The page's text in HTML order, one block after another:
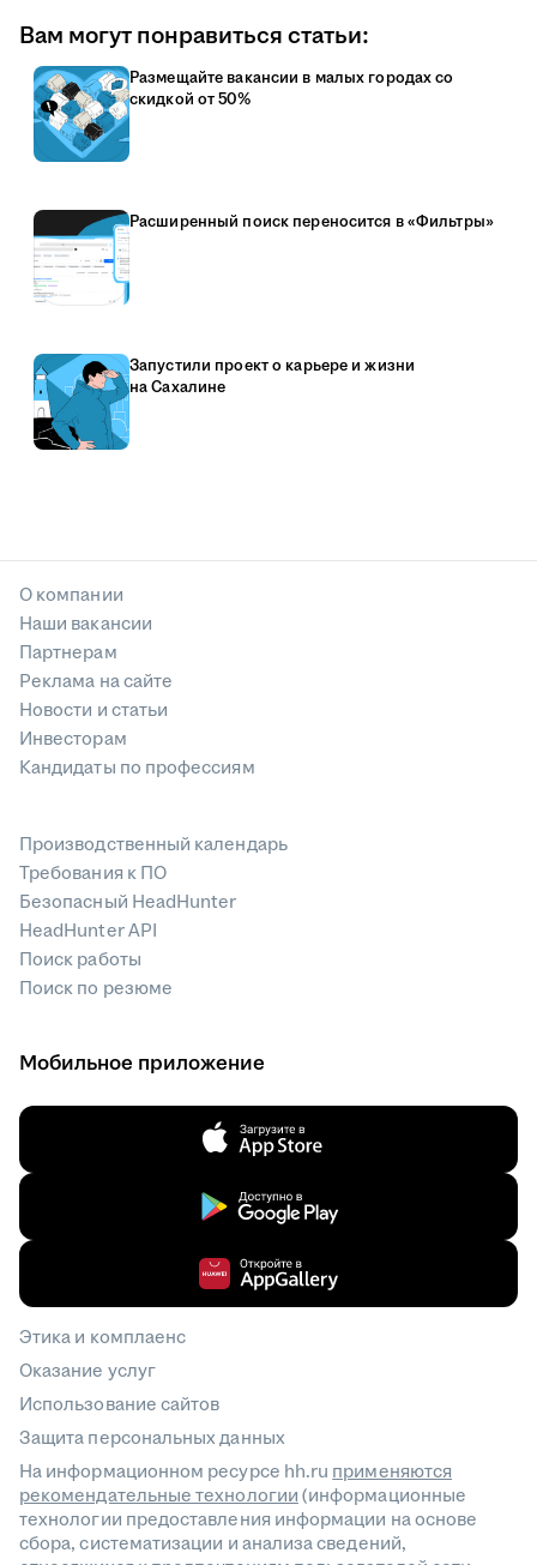
Вам могут понравиться статьи:
Размещайте вакансии в малых городах со
скидкой от 50%
Расширенный поиск переносится в «Фильтры»
Запустили проект о карьере и жизни
на Сахалине
О компании
Наши вакансии
Партнерам
Реклама на сайте
Новости и статьи
Инвесторам
Кандидаты по профессиям
Производственный календарь
Требования к ПО
Безопасный HeadHunter
HeadHunter API
Поиск работы
Поиск по резюме
Мобильное приложение
Этика и комплаенс
Оказание услуг
Использование сайтов
Защита персональных данных
На информационном ресурсе hh.ru применяются
рекомендательные технологии(информационные
технологии предоставления информации на основе
сбора, систематизации и анализа сведений,